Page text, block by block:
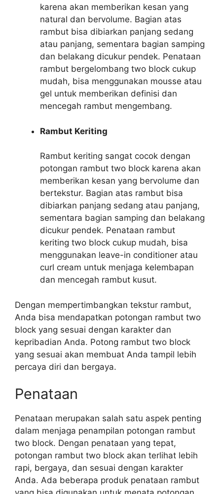
karena akan memberikan kesan yang
natural dan bervolume. Bagian atas
rambut bisa dibiarkan panjang sedang
atau panjang, sementara bagian samping
dan belakang dicukur pendek. Penataan
rambut bergelombang two block cukup
mudah, bisa menggunakan mousse atau
gel untuk memberikan definisi dan
mencegah rambut mengembang.
Rambut Keriting
Rambut keriting sangat cocok dengan
potongan rambut two block karena akan
memberikan kesan yang bervolume dan
bertekstur. Bagian atas rambut bisa
dibiarkan panjang sedang atau panjang,
sementara bagian samping dan belakang
dicukur pendek. Penataan rambut
keriting two block cukup mudah, bisa
menggunakan leave-in conditioner atau
curl cream untuk menjaga kelembapan
dan mencegah rambut kusut.
Dengan mempertimbangkan tekstur rambut,
Anda bisa mendapatkan potongan rambut two
block yang sesuai dengan karakter dan
kepribadian Anda. Potong rambut two block
yang sesuai akan membuat Anda tampil lebih
percaya diri dan bergaya.
Penataan
Penataan merupakan salah satu aspek penting
dalam menjaga penampilan potongan rambut
two block. Dengan penataan yang tepat,
potongan rambut two block akan terlihat lebih
rapi, bergaya, dan sesuai dengan karakter
Anda. Ada beberapa produk penataan rambut